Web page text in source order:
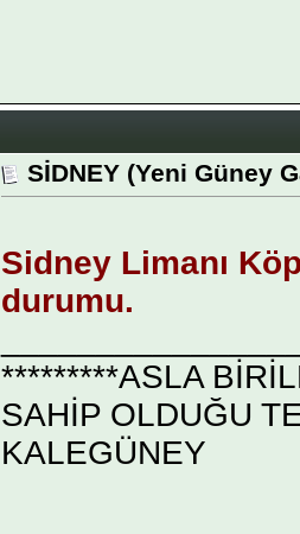
SİDNEY (Yeni Güney
Sidney Limanı
durumu.
*********ASLA
SAHİP OLDUĞU
KALEGÜNEY